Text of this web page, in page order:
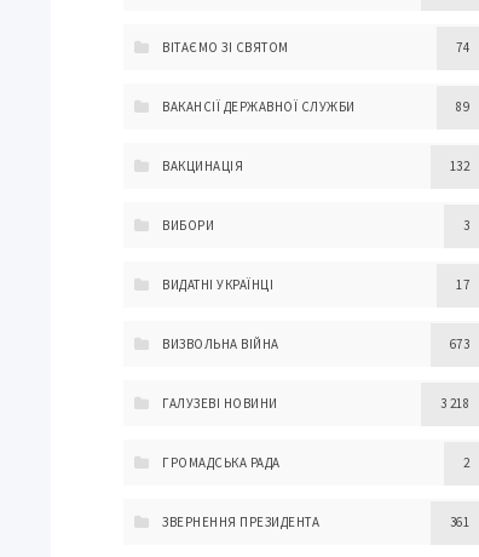
ВІТАЄМО ЗІ СВЯТОМ 74
ВАКАНСІЇ ДЕРЖАВНОЇ СЛУЖБИ 89
ВАКЦИНАЦІЯ 132
ВИБОРИ 3
ВИДАТНІ УКРАЇНЦІ 17
ВИЗВОЛЬНА ВІЙНА 673
ГАЛУЗЕВІ НОВИНИ 3 218
ГРОМАДСЬКА РАДА 2
ЗВЕРНЕННЯ ПРЕЗИДЕНТА 361